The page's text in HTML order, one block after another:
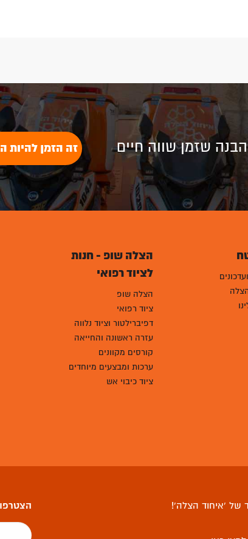
הבנה שזמן שווה חיים זה הזמן להיות
הצלה שופ - חנות
לציוד רפואי
הצלה שופ
ציוד רפואי
דפיברילטור וציוד נלווה
עזרה ראשונה והחייאה
קורסים מקוונים
ערכות ומבצעים מיוחדים
ציוד כיבוי אש
של ‘איחוד הצלה’!